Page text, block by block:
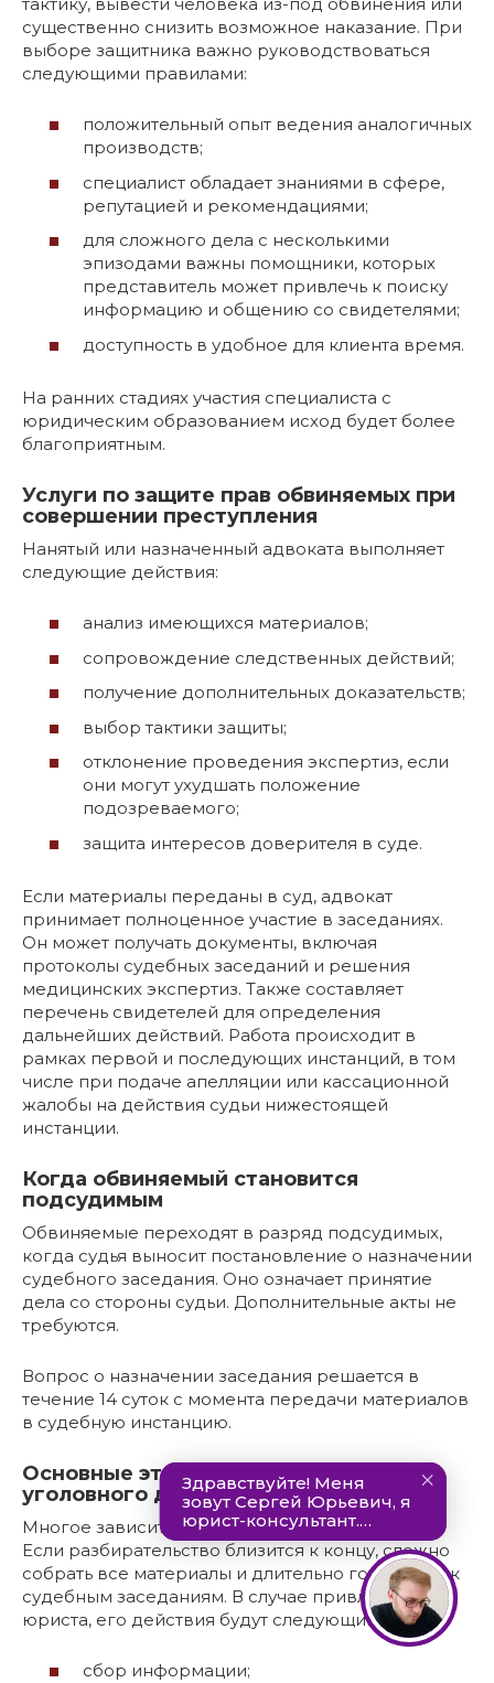
существенно снизить возможное наказание. При
выборе защитника важно руководствоваться
следующими правилами:
положительный опыт ведения аналогичных
производств;
специалист обладает знаниями в сфере,
репутацией и рекомендациями;
для сложного дела с несколькими
эпизодами важны помощники, которых
представитель может привлечь к поиску
информацию и общению со свидетелями;
доступность в удобное для клиента время.
На ранних стадиях участия специалиста с
юридическим образованием исход будет более
благоприятным.
Услуги по защите прав обвиняемых при
совершении преступления
Нанятый или назначенный адвоката выполняет
следующие действия:
анализ имеющихся материалов;
сопровождение следственных действий;
получение дополнительных доказательств;
выбор тактики защиты;
отклонение проведения экспертиз, если
они могут ухудшать положение
подозреваемого;
защита интересов доверителя в суде.
Если материалы переданы в суд, адвокат
принимает полноценное участие в заседаниях.
Он может получать документы, включая
протоколы судебных заседаний и решения
медицинских экспертиз. Также составляет
перечень свидетелей для определения
дальнейших действий. Работа происходит в
рамках первой и последующих инстанций, в том
числе при подаче апелляции или кассационной
жалобы на действия судьи нижестоящей
инстанции.
Когда обвиняемый становится
подсудимым
Обвиняемые переходят в разряд подсудимых,
когда судья выносит постановление о назначении
судебного заседания. Оно означает принятие
дела со стороны судьи. Дополнительные акты не
требуются.
Вопрос о назначении заседания решается в
течение 14 суток с момента передачи материалов
в судебную инстанцию.
Основные этапы в разбирательстве
уголовного дела
Многое зависит от стадии ведения процесса.
Если разбирательство близится к концу, сложно
собрать все материалы и длительно готовиться к
судебным заседаниям. В случае привлечения
юриста, его действия будут следующими:
сбор информации;